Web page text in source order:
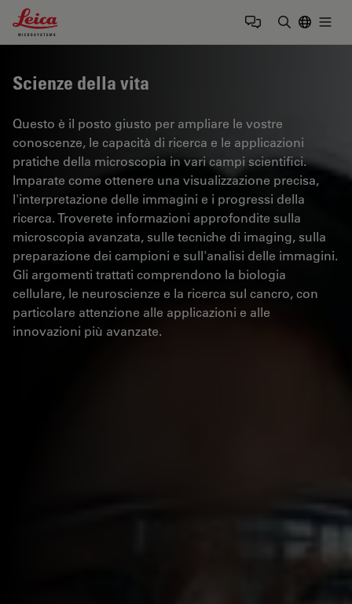
Leica Microsystems Logo
Scienze della vita
Questo è il posto giusto per ampliare le vostre
conoscenze, le capacità di ricerca e le applicazioni
pratiche della microscopia in vari campi scientifici.
Imparate come ottenere una visualizzazione precisa,
l'interpretazione delle immagini e i progressi della
ricerca. Troverete informazioni approfondite sulla
microscopia avanzata, sulle tecniche di imaging, sulla
preparazione dei campioni e sull'analisi delle immagini.
Gli argomenti trattati comprendono la biologia
cellulare, le neuroscienze e la ricerca sul cancro, con
particolare attenzione alle applicazioni e alle
innovazioni più avanzate.